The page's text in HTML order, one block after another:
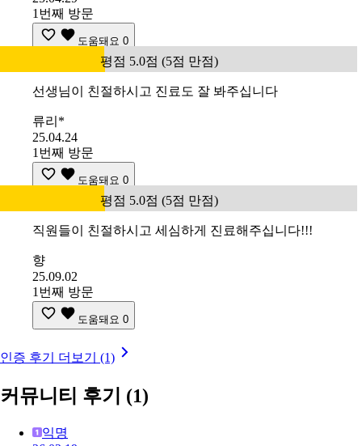
1번째 방문
도움돼요 0
평점 5.0점 (5점 만점)
선생님이 친절하시고 진료도 잘 봐주십니다
류리*
25.04.24
1번째 방문
도움돼요 0
평점 5.0점 (5점 만점)
직원들이 친절하시고 세심하게 진료해주십니다!!!
향
25.09.02
1번째 방문
도움돼요 0
인증 후기 더보기 (1)
커뮤니티 후기 (1)
익명